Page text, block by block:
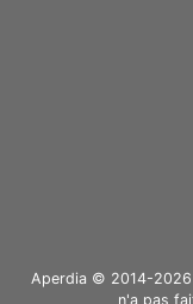
Aperdia © 2014-
n'a pas